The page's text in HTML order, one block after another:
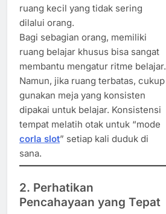
ruang kecil yang tidak sering
dilalui orang.
Bagi sebagian orang, memiliki
ruang belajar khusus bisa sangat
membantu mengatur ritme belajar.
Namun, jika ruang terbatas, cukup
gunakan meja yang konsisten
dipakai untuk belajar. Konsistensi
tempat melatih otak untuk “mode
corla slot” setiap kali duduk di
sana.
2. Perhatikan
Pencahayaan yang Tepat